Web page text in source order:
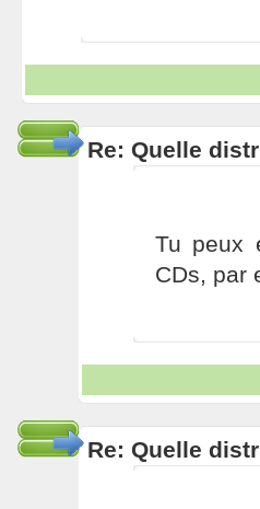
Re: Quelle
Tu peux
CDs, par
Re: Quelle